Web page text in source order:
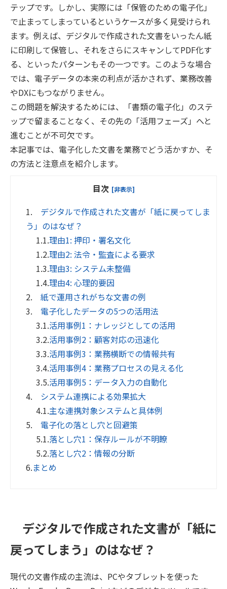
テップです。しかし、実際には「保管のための電子化」
で止まってしまっているというケースが多く見受けられ
ます。例えば、デジタルで作成された文書をいったん紙
に印刷して保管し、それをさらにスキャンしてPDF化す
る、といったパターンもその一つです。このような場合
では、電子データの本来の利点が活かされず、業務改善
やDXにもつながりません。
この問題を解決するためには、「書類の電子化」のステ
ップで留まることなく、その先の「活用フェーズ」へと
進むことが不可欠です。
本記事では、電子化した文書を業務でどう活かすか、そ
の方法と注意点を紹介します。
目次 [非表示]
1. デジタルで作成された文書が「紙に戻ってしま
う」のはなぜ？
1.1.理由1: 押印・署名文化
1.2.理由2: 法令・監査による要求
1.3.理由3: システム未整備
1.4.理由4: 心理的要因
2. 紙で運用されがちな文書の例
3. 電子化したデータの5つの活用法
3.1.活用事例1：ナレッジとしての活用
3.2.活用事例2：顧客対応の迅速化
3.3.活用事例3：業務横断での情報共有
3.4.活用事例4：業務プロセスの見える化
3.5.活用事例5：データ入力の自動化
4. システム連携による効果拡大
4.1.主な連携対象システムと具体例
5. 電子化の落とし穴と回避策
5.1.落とし穴1：保存ルールが不明瞭
5.2.落とし穴2：情報の分断
6.まとめ
デジタルで作成された文書が「紙に
戻ってしまう」のはなぜ？
現代の文書作成の主流は、PCやタブレットを使った